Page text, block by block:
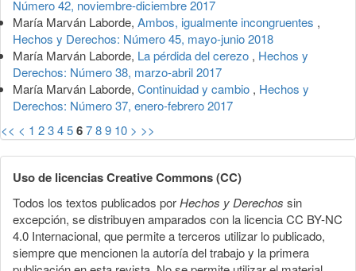
Número 42, noviembre-diciembre 2017
María Marván Laborde, Ambos, igualmente incongruentes ,
Hechos y Derechos: Número 45, mayo-junio 2018
María Marván Laborde, La pérdida del cerezo , Hechos y
Derechos: Número 38, marzo-abril 2017
María Marván Laborde, Continuidad y cambio , Hechos y
Derechos: Número 37, enero-febrero 2017
<< < 1 23456789 10 > >>
Uso de licencias Creative Commons (CC)
Todos los textos publicados porHechos y Derechos sin
excepción, se distribuyen amparados con la licencia CC BY-NC
4.0 Internacional, que permite a terceros utilizar lo publicado,
siempre que mencionen la autoría del trabajo y la primera